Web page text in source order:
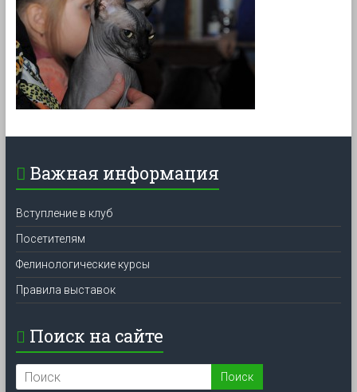
Важная информация
Вступление в клуб
Посетителям
Фелинологические курсы
Правила выставок
Поиск на сайте